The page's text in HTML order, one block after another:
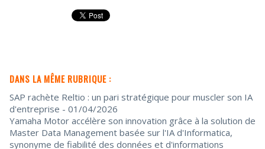
DANS LA MÊME RUBRIQUE :
SAP rachète Reltio : un pari stratégique pour muscler son IA
d'entreprise - 01/04/2026
Yamaha Motor accélère son innovation grâce à la solution de
Master Data Management basée sur l'IA d'Informatica,
synonyme de fiabilité des données et d'informations